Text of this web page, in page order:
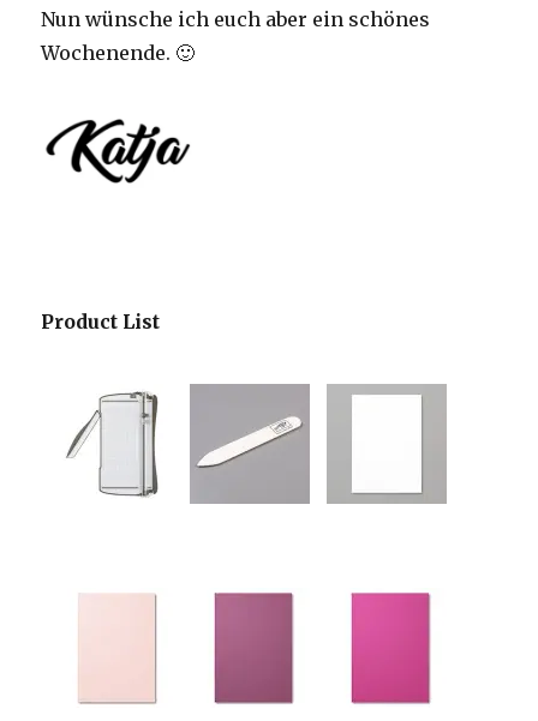
Nun wünsche ich euch aber ein schönes
Wochenende. 🙂
Product List